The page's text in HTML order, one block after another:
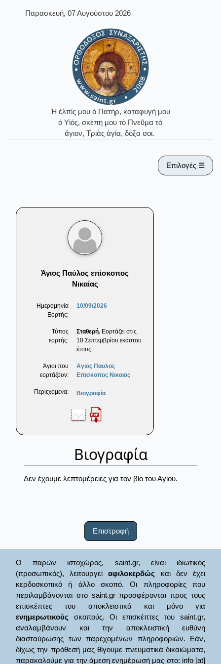
Παρασκευή, 07 Αυγούστου 2026
Ἡ ἐλπίς μου ὁ Πατήρ, καταφυγή μου
ὁ Υἱός, σκέπη μου τὸ Πνεῦμα τὸ
ἅγιον, Τριὰς ἁγία, δόξα σοι.
Επιλογές ☰
Άγιος Παύλος επίσκοπος
Νικαίας
Ημερομηνία
Εορτής:
10/09/2026
Τύπος
εορτής:
Σταθερή. Εορτάζει στις
10 Σεπτεμβρίου εκάστου
έτους.
Άγιοι που
εορτάζουν:
Αγιος Παυλος
Επισκοπος Νικαιας
Περιεχόμενα: Βιογραφία
Βιογραφία
Δεν έχουμε λεπτομέρειες για τον βίο του Αγίου.
Επιστροφή
Ο παρών ιστοχώρος, saint.gr, είναι ιδιωτικός
(προσωπικός), λειτουργείαφιλοκερδώς και δεν έχει
κερδοσκοπικό ή άλλο σκοπό. Οι πληροφορίες που
περιλαμβάνονται στο saint.gr προσφέρονται προς τους
επισκέπτες του αποκλειστικά και μόνο για
ενημερωτικούς σκοπούς. Οι επισκέπτες του saint.gr,
αναλαμβάνουν και την αποκλειστική ευθύνη
διασταύρωσης των παρεχομένων πληροφοριών. Εάν,
δίχως την πρόθεσή μας θίγουμε πνευματικά δικαιώματα,
παρακαλούμε για την άμεση ενημέρωσή μας στο: info [at]